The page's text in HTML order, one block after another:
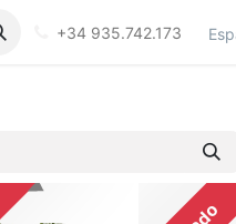
+34 935.742.173